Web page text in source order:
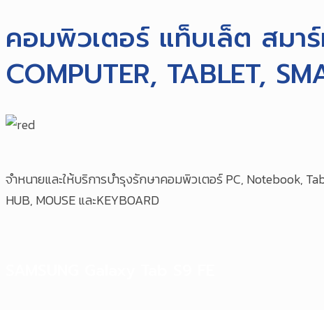
คอมพิวเตอร์ แท็บเล็ต สมา
COMPUTER, TABLET,
จําหนายและให้บริการบํารุงรักษาคอมพิวเตอร์ PC, Notebook,
HUB, MOUSE และKEYBOARD